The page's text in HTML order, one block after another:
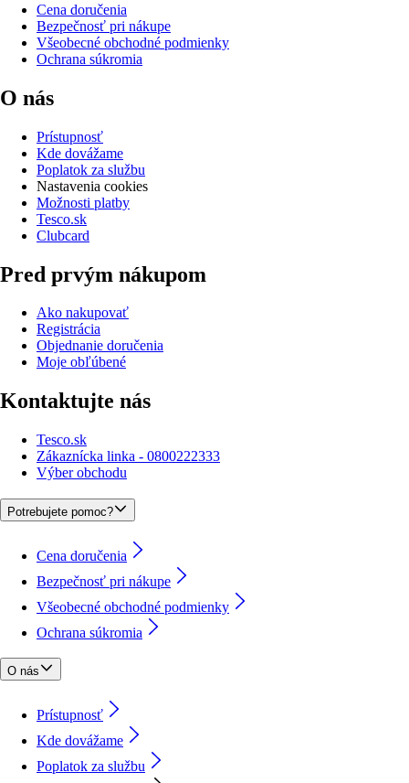
Cena doručenia
Bezpečnosť pri nákupe
Všeobecné obchodné podmienky
Ochrana súkromia
O nás
Prístupnosť
Kde dovážame
Poplatok za službu
Nastavenia cookies
Možnosti platby
Tesco.sk
Clubcard
Pred prvým nákupom
Ako nakupovať
Registrácia
Objednanie doručenia
Moje obľúbené
Kontaktujte nás
Tesco.sk
Zákaznícka linka - 0800222333
Výber obchodu
Potrebujete pomoc?
Cena doručenia
Bezpečnosť pri nákupe
Všeobecné obchodné podmienky
Ochrana súkromia
O nás
Prístupnosť
Kde dovážame
Poplatok za službu